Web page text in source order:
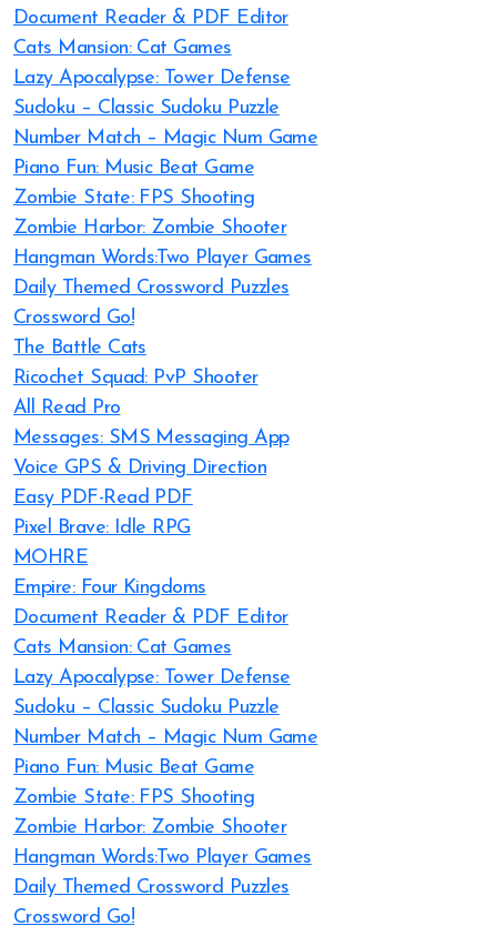
Document Reader & PDF Editor
Cats Mansion: Cat Games
Lazy Apocalypse: Tower Defense
Sudoku – Classic Sudoku Puzzle
Number Match – Magic Num Game
Piano Fun: Music Beat Game
Zombie State: FPS Shooting
Zombie Harbor: Zombie Shooter
Hangman Words:Two Player Games
Daily Themed Crossword Puzzles
Crossword Go!
The Battle Cats
Ricochet Squad: PvP Shooter
All Read Pro
Messages: SMS Messaging App
Voice GPS & Driving Direction
Easy PDF-Read PDF
Pixel Brave: Idle RPG
MOHRE
Empire: Four Kingdoms
Document Reader & PDF Editor
Cats Mansion: Cat Games
Lazy Apocalypse: Tower Defense
Sudoku – Classic Sudoku Puzzle
Number Match – Magic Num Game
Piano Fun: Music Beat Game
Zombie State: FPS Shooting
Zombie Harbor: Zombie Shooter
Hangman Words:Two Player Games
Daily Themed Crossword Puzzles
Crossword Go!